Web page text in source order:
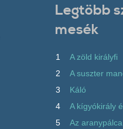
Legtöbb
mesék
1
A zöld királyfi
2
A suszter
3
Káló
4
A kígyókirály
5
Az aranypálca